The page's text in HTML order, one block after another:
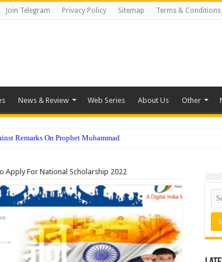
Join Telegram Privacy Policy Sitemap Terms & Conditions
News & Review Web Series About Us Other
Remarks On Prophet Muhammad
Apply For National Scholarship 2022